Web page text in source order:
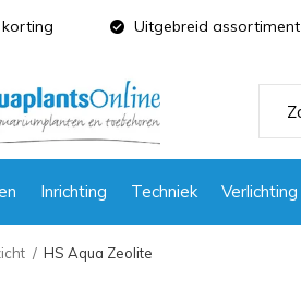
Inrichting Techniek Verlichting
Uitgebreid assortiment
HS Aqua Zeolite